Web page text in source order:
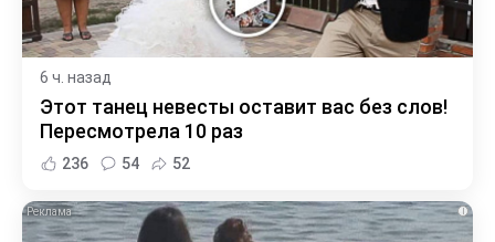
6 ч. назад
Этот танец невесты оставит вас без слов!
Пересмотрела 10 раз
236 54 52
i